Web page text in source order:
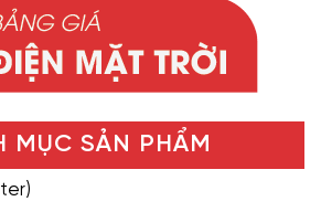
MỤC SẢN PHẨM